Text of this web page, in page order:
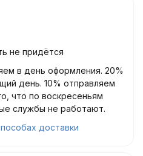
не придётся
в день оформления. 20%
день. 10% отправляем
что по воскресеньям
службы не работают.
доставки